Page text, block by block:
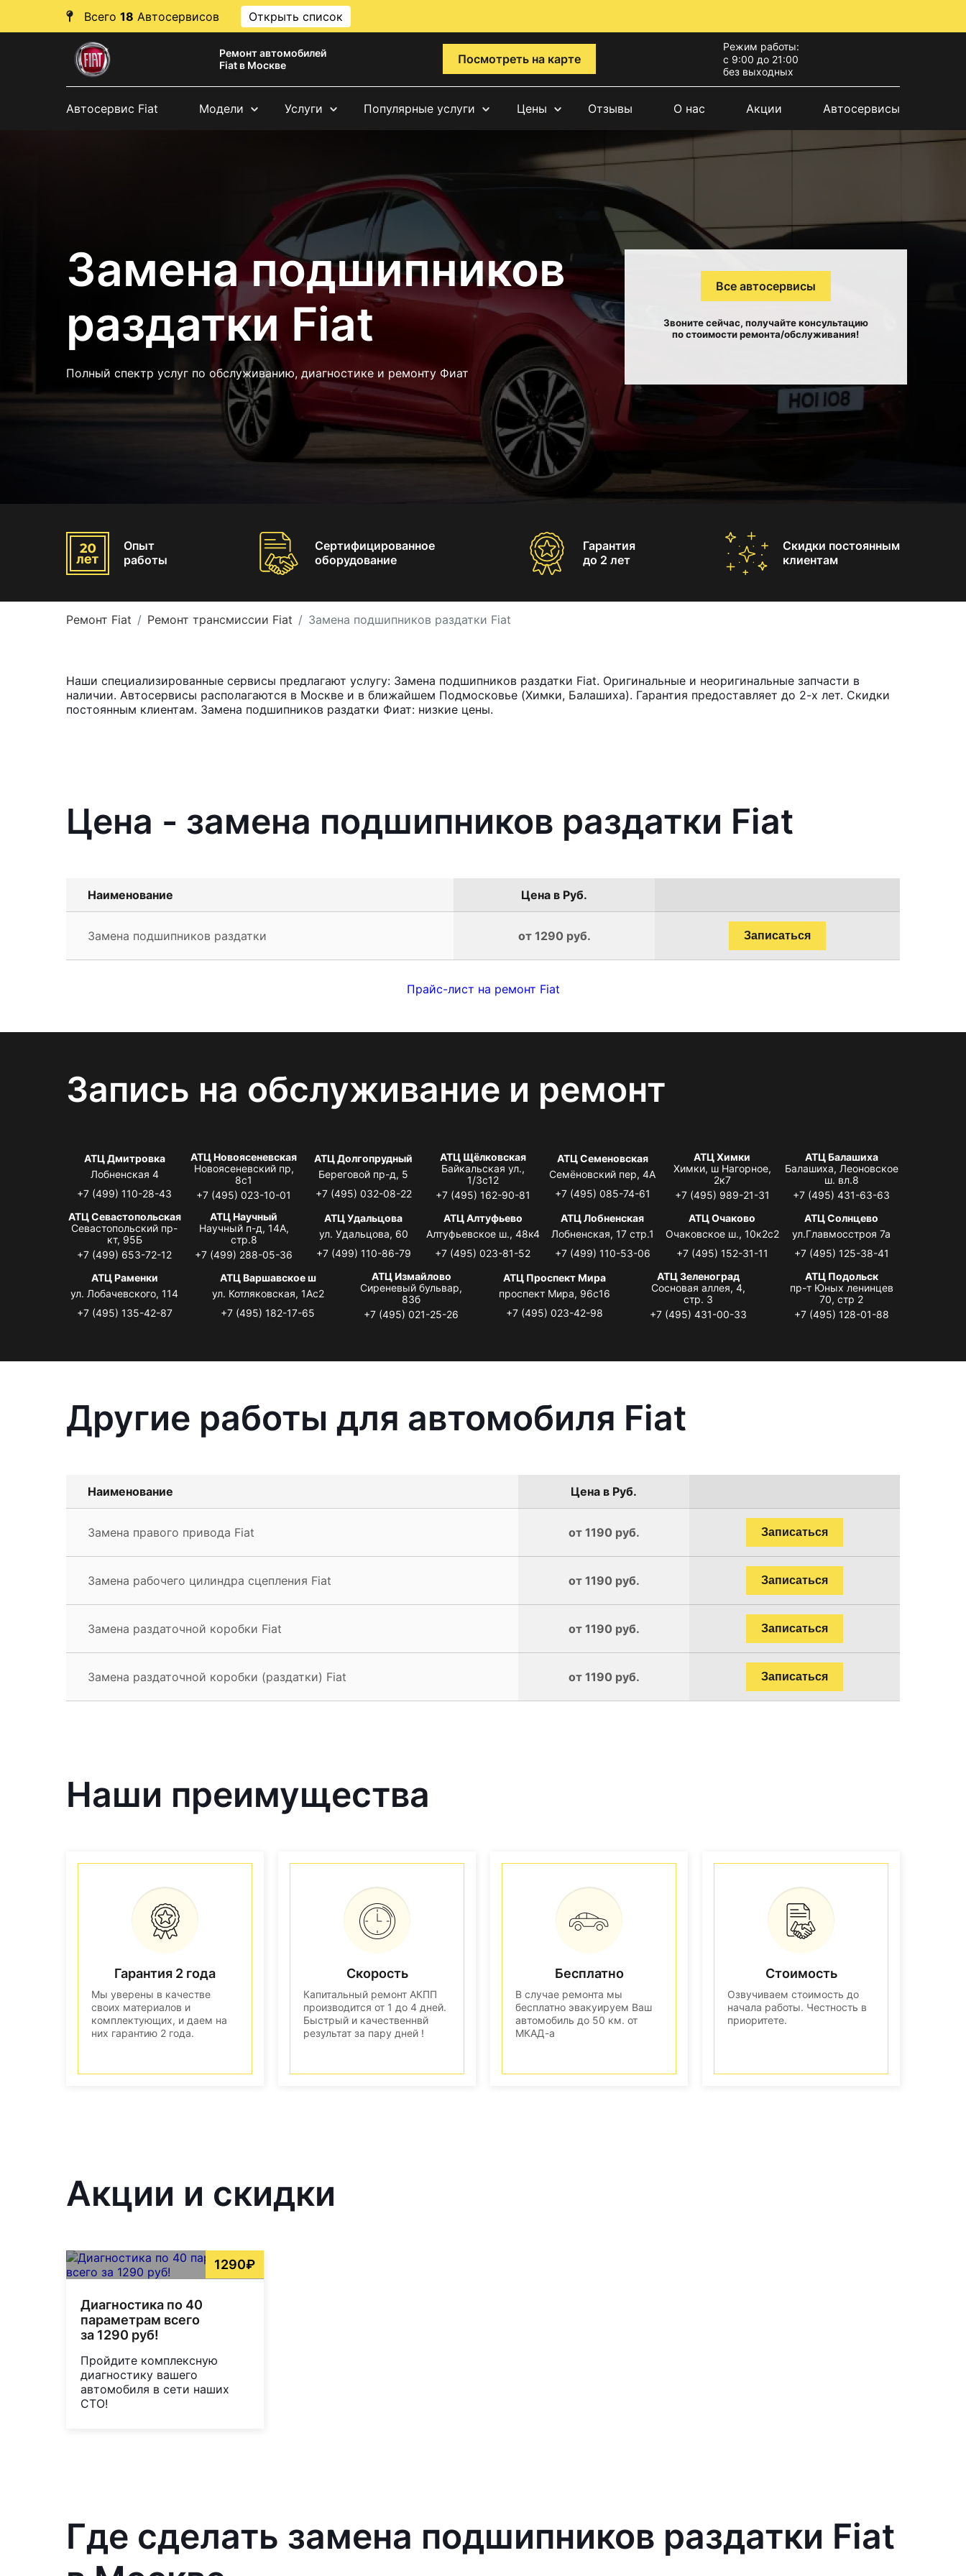
Всего 18 Автосервисов Открыть список
Ремонт автомобилей
Fiat в Москве
Посмотреть на карте
Режим работы:
с 9:00 до 21:00
без выходных
Автосервис Fiat Модели Услуги Популярные услуги Цены Отзывы О нас Акции Автосервисы
Замена подшипников
раздатки Fiat
Полный спектр услуг по обслуживанию, диагностике и ремонту Фиат
Все автосервисы
Звоните сейчас, получайте консультацию
по стоимости ремонта/обслуживания!
Опыт
работы
Сертифицированное
оборудование
Гарантия
до 2 лет
Скидки постоянным
клиентам
Ремонт Fiat Ремонт трансмиссии Fiat Замена подшипников раздатки Fiat
Наши специализированные сервисы предлагают услугу: Замена подшипников раздатки Fiat. Оригинальные и неоригинальные запчасти в
наличии. Автосервисы располагаются в Москве и в ближайшем Подмосковье (Химки, Балашиха). Гарантия предоставляет до 2-х лет. Скидки
постоянным клиентам. Замена подшипников раздатки Фиат: низкие цены.
Цена - замена подшипников раздатки Fiat
Наименование Цена в Руб.
Замена подшипников раздатки от 1290 руб. Записаться
Прайс-лист на ремонт Fiat
Запись на обслуживание и ремонт
АТЦ Дмитровка
Лобненская 4
+7 (499) 110-28-43
АТЦ Новоясеневская
Новоясеневский пр,
8с1
+7 (495) 023-10-01
АТЦ Долгопрудный
Береговой пр-д, 5
+7 (495) 032-08-22
АТЦ Щёлковская
Байкальская ул.,
1/3с12
+7 (495) 162-90-81
АТЦ Семеновская
Семёновский пер, 4А
+7 (495) 085-74-61
АТЦ Химки
Химки, ш Нагорное,
2к7
+7 (495) 989-21-31
АТЦ Балашиха
Балашиха, Леоновское
ш. вл.8
+7 (495) 431-63-63
АТЦ Севастопольская
Севастопольский пр-
кт, 95Б
+7 (499) 653-72-12
АТЦ Научный
Научный п-д, 14А,
стр.8
+7 (499) 288-05-36
АТЦ Удальцова
ул. Удальцова, 60
+7 (499) 110-86-79
АТЦ Алтуфьево
Алтуфьевское ш., 48к4
+7 (495) 023-81-52
АТЦ Лобненская
Лобненская, 17 стр.1
+7 (499) 110-53-06
АТЦ Очаково
Очаковское ш., 10к2с2
+7 (495) 152-31-11
АТЦ Солнцево
ул.Главмосстроя 7а
+7 (495) 125-38-41
АТЦ Раменки
ул. Лобачевского, 114
+7 (495) 135-42-87
АТЦ Варшавское ш
ул. Котляковская, 1Ас2
+7 (495) 182-17-65
АТЦ Измайлово
Сиреневый бульвар,
83б
+7 (495) 021-25-26
АТЦ Проспект Мира
проспект Мира, 96с16
+7 (495) 023-42-98
АТЦ Зеленоград
Сосновая аллея, 4,
стр. 3
+7 (495) 431-00-33
АТЦ Подольск
пр-т Юных ленинцев
70, стр 2
+7 (495) 128-01-88
Другие работы для автомобиля Fiat
Наименование Цена в Руб.
Замена правого привода Fiat от 1190 руб. Записаться
Замена рабочего цилиндра сцепления Fiat от 1190 руб. Записаться
Замена раздаточной коробки Fiat от 1190 руб. Записаться
Замена раздаточной коробки (раздатки) Fiat от 1190 руб. Записаться
Наши преимущества
Гарантия 2 года
Мы уверены в качестве
своих материалов и
комплектующих, и даем на
них гарантию 2 года.
Скорость
Капитальный ремонт АКПП
производится от 1 до 4 дней.
Быстрый и качественнвй
результат за пару дней !
Бесплатно
В случае ремонта мы
бесплатно эвакуируем Ваш
автомобиль до 50 км. от
МКАД-а
Стоимость
Озвучиваем стоимость до
начала работы. Честность в
приоритете.
Акции и скидки
1290₽
Диагностика по 40
параметрам всего
за 1290 руб!
Пройдите комплексную
диагностику вашего
автомобиля в сети наших
СТО!
Где сделать замена подшипников раздатки Fiat